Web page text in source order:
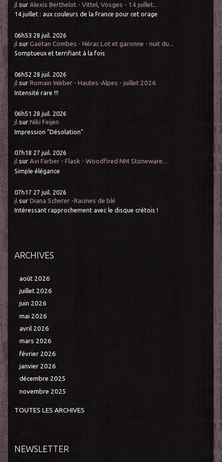
jl surAlexis Berthelot - Vittel, Vosges - 14 juillet...
14 juillet : aux couleurs de la France pour cet orage
06h53 28 juil. 2026
jl surGaëtan Combes - Nérac Lot et garonne - nuit du...
Somptueux et terrifiant à la fois
06h52 28 juil. 2026
jl surRomain Weber - Hautes-Alpes - juillet 2026
Intensité rare !!!
06h51 28 juil. 2026
jl surNiki Feijen
Impression "Désolation"
07h18 27 juil. 2026
jl surAvi Farber - Flask - Woodfired NM Stoneware...
Simple élégance
07h17 27 juil. 2026
jl surDiana Scherer -Racines de blé
Intéressant rapprochement avec le disque crétois !
ARCHIVES
août 2026
juillet 2026
juin 2026
mai 2026
avril 2026
mars 2026
février 2026
janvier 2026
décembre 2025
novembre 2025
TOUTES LES ARCHIVES
NEWSLETTER